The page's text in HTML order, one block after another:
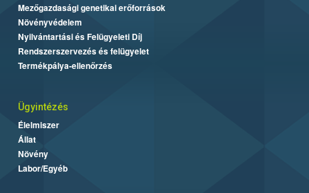
Mezőgazdasági genetikai erőforrások
Növényvédelem
Nyilvántartási és Felügyeleti Díj
Rendszerszervezés és felügyelet
Termékpálya-ellenőrzés
Ügyintézés
Élelmiszer
Állat
Növény
Labor/Egyéb